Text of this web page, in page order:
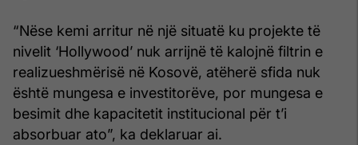
“Nëse kemi arritur në një situatë ku projekte të
nivelit ‘Hollywood’ nuk arrijnë të kalojnë filtrin e
realizueshmërisë në Kosovë, atëherë sfida nuk
është mungesa e investitorëve, por mungesa e
besimit dhe kapacitetit institucional për t’i
absorbuar ato”, ka deklaruar ai.